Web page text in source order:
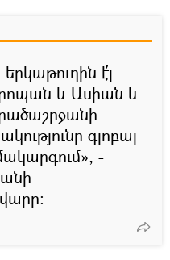
է՛լ
և Ասիան և
գլոբալ
-